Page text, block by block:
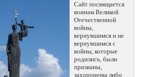
Сайт посвящается
воинам Великой
Отечественной
войны,
вернувшимся и не
вернувшимся с
войны, которые
родились, были
призваны,
захоронены либо